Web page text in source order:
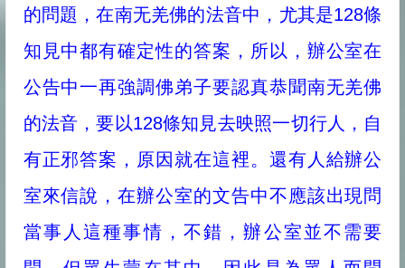
的問題，在南无羌佛的法音中，尤其是128條
知見中都有確定性的答案，所以，辦公室在
公告中一再強調佛弟子要認真恭聞南无羌佛
的法音，要以128條知見去映照一切行人，自
有正邪答案，原因就在這裡。還有人給辦公
室來信說，在辦公室的文告中不應該出現問
當事人這種事情，不錯，辦公室並不需要